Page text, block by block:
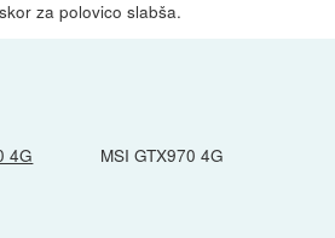
za polovico slabša.
MSI GTX970 4G